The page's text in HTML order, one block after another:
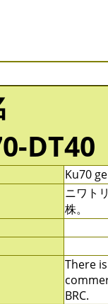
DT40
Ku70
ニワト
株。
There
BRC.